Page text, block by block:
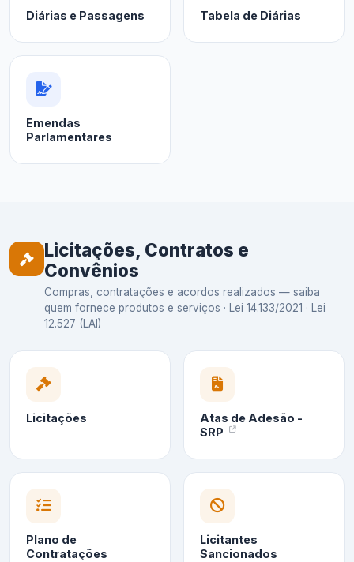
Diárias e Passagens Tabela de Diárias
Emendas
Parlamentares
Licitações, Contratos e
Convênios
Compras, contratações e acordos realizados — saiba
quem fornece produtos e serviços · Lei 14.133/2021 · Lei
12.527 (LAI)
Licitações
Atas de Adesão -
SRP
Plano de
Contratações
Licitantes
Sancionados